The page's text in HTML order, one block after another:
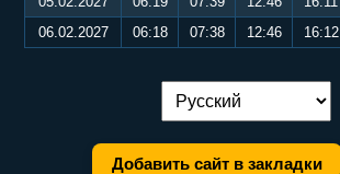
06.02.2027
06:18 07:38 12:46 16:12
Переключение языка:
Добавить сайт в закладки